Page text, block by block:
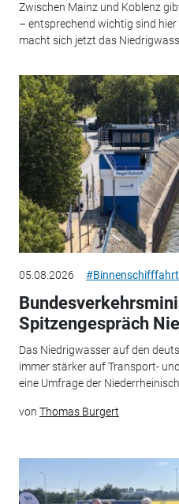
Zwischen Mainz und Koblenz
– entsprechend wichtig sind
macht sich jetzt das
05.08.2026 #Binnenschifffahrt
Spitzengespräch
Das Niedrigwasser auf den
immer stärker auf Transport-
eine Umfrage der
von Thomas Burgert